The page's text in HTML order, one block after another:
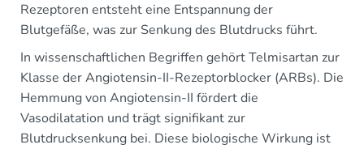
Rezeptoren entsteht eine Entspannung der
Blutgefäße, was zur Senkung des Blutdrucks führt.
In wissenschaftlichen Begriffen gehört Telmisartan zur
Klasse der Angiotensin-II-Rezeptorblocker (ARBs). Die
Hemmung von Angiotensin-II fördert die
Vasodilatation und trägt signifikant zur
Blutdrucksenkung bei. Diese biologische Wirkung ist